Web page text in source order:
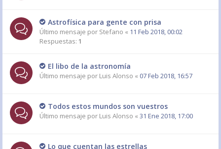
Astrofísica para gente con prisa
Último mensaje por Stefano « 11 Feb 2018, 00:02
Respuestas: 1
El libo de la astronomía
Último mensaje por Luis Alonso « 07 Feb 2018, 16:57
Todos estos mundos son vuestros
Último mensaje por Luis Alonso « 31 Ene 2018, 17:00
Lo que cuentan las estrellas